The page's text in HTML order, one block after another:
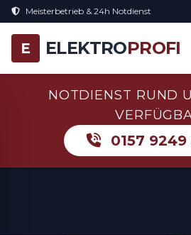
Meisterbetrieb & 24h Notdienst
E ELEKTROPROFI
NOTDIENST RUND
0157 9249